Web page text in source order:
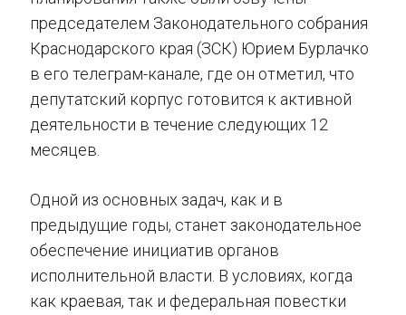
председателем Законодательного собрания
Краснодарского края (ЗСК) Юрием Бурлачко
в его телеграм-канале, где он отметил, что
депутатский корпус готовится к активной
деятельности в течение следующих 12
месяцев.
Одной из основных задач, как и в
предыдущие годы, станет законодательное
обеспечение инициатив органов
исполнительной власти. В условиях, когда
как краевая, так и федеральная повестки